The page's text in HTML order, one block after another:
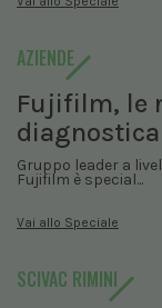
AZIENDE
Fujifilm, le
diagnostica
Gruppo leader a
Fujifilm è special...
Vai allo Speciale
SCIVAC RIMINI